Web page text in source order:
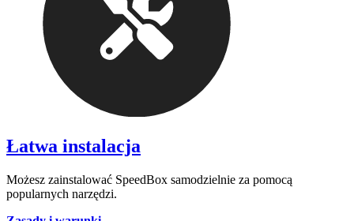
Łatwa instalacja
Możesz zainstalować SpeedBox samodzielnie za pomocą
popularnych narzędzi.